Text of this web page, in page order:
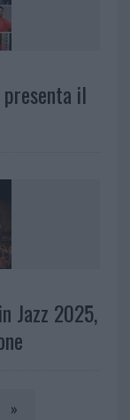
presenta il
Jazz 2025,
»